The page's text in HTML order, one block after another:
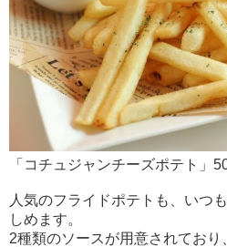
「コチュジャンチーズポテト」
人気のフライドポテトも、いつ
しめます。
2種類のソースが用意されており